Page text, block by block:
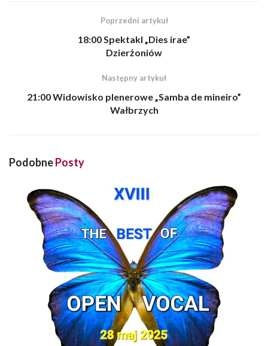
Poprzedni artykuł
18:00 Spektakl „Dies irae”
Dzierżoniów
Następny artykuł
21:00 Widowisko plenerowe „Samba de mineiro”
Wałbrzych
PodobnePosty